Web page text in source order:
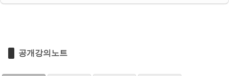
공개강의노트